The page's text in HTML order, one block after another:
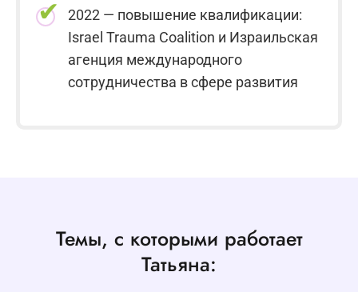
2022 — повышение квалификации:
Israel Trauma Coalition и Израильская
агенция международного
сотрудничества в сфере развития
Темы, с которыми работает
Татьяна: